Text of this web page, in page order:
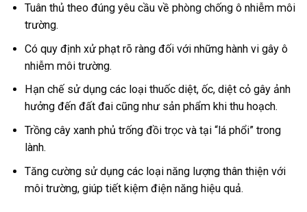
Tuân thủ theo đúng yêu cầu về phòng chống ô nhiễm môi
trường.
Có quy định xử phạt rõ ràng đối với những hành vi gây ô
nhiễm môi trường.
Hạn chế sử dụng các loại thuốc diệt, ốc, diệt cỏ gây ảnh
hưởng đến đất đai cũng như sản phẩm khi thu hoạch.
Trồng cây xanh phủ trống đồi trọc và tại “lá phổi” trong
lành.
Tăng cường sử dụng các loại năng lượng thân thiện với
môi trường, giúp tiết kiệm điện năng hiệu quả.